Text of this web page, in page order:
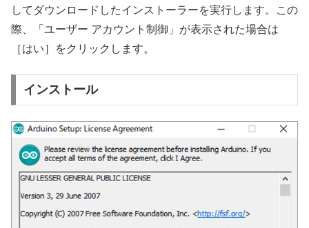
してダウンロードしたインストーラーを実行します。この
際、「ユーザー アカウント制御」が表示された場合は
［はい］をクリックします。
インストール